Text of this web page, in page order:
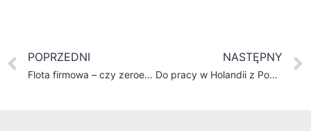
POPRZEDNI
Flota firmowa – czy zeroemisyjne auta to szansa czy ryzyko w codziennej pracy?
NASTĘPNY
Do pracy w Holandii z Pomorza i Zachodniopomorskiego – jak przygotować się do trasy busem